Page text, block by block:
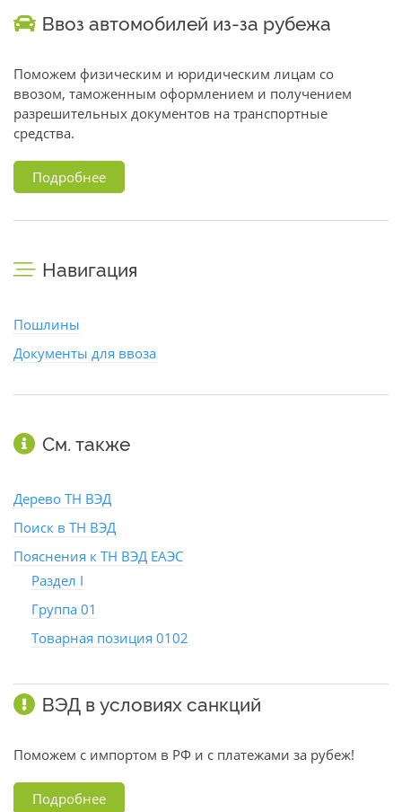
Ввоз автомобилей из-за рубежа
Поможем физическим и юридическим лицам со
ввозом, таможенным оформлением и получением
разрешительных документов на транспортные
средства.
Подробнее
Навигация
Пошлины
Документы для ввоза
См. также
Дерево ТН ВЭД
Поиск в ТН ВЭД
Пояснения к ТН ВЭД ЕАЭС
Раздел I
Группа 01
Товарная позиция 0102
ВЭД в условиях санкций
Поможем с импортом в РФ и с платежами за рубеж!
Подробнее